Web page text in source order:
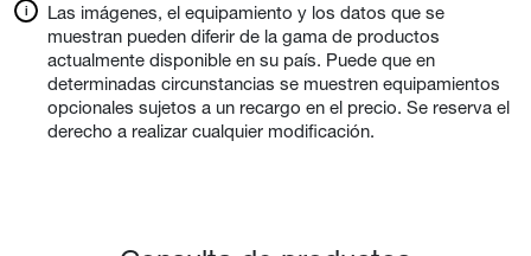
Las imágenes, el equipamiento y los datos que se
muestran pueden diferir de la gama de productos
actualmente disponible en su país. Puede que en
determinadas circunstancias se muestren equipamientos
opcionales sujetos a un recargo en el precio. Se reserva el
derecho a realizar cualquier modificación.